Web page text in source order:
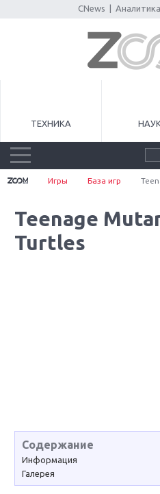
CNews Аналитика
ТЕХНИКА
Игры База игр
Teenage
Turtles
Содержание
Информация
Галерея